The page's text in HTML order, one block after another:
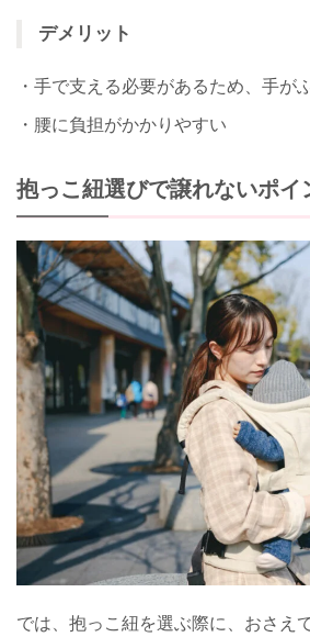
デメリット
・手で支える必要があるため、手が
・腰に負担がかかりやすい
抱っこ紐選びで譲れないポイ
では、抱っこ紐を選ぶ際に、おさえ